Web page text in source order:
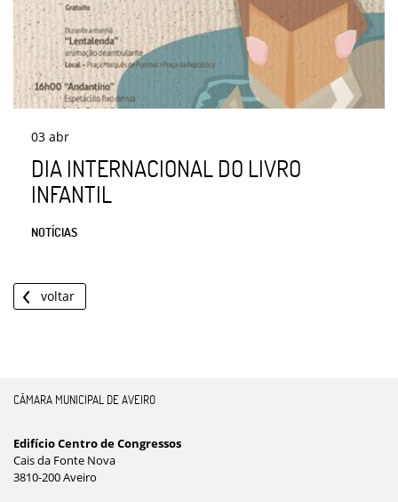
03 abr
DIA INTERNACIONAL DO LIVRO
INFANTIL
NOTÍCIAS
voltar
CÂMARA MUNICIPAL DE AVEIRO
Edifício Centro de Congressos
Cais da Fonte Nova
3810-200 Aveiro